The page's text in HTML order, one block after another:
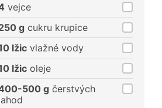
vejce
g cukru krupice
lžic vlažné vody
lžic oleje
500 g čerstvých